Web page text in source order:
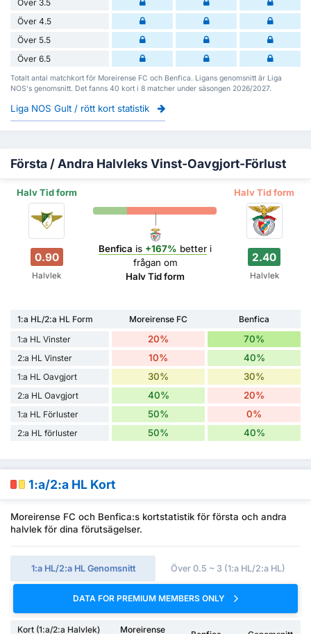
Över 3.5
Över 4.5
Över 5.5
Över 6.5
Totalt antal matchkort för Moreirense FC och Benfica. Ligans genomsnitt är Liga
NOS's genomsnitt. Det fanns 40 kort i 8 matcher under säsongen 2026/2027.
Liga NOS Gult / rött kort statistik
Första / Andra Halvleks Vinst-Oavgjort-Förlust
Halv Tid form Halv Tid form
0.90
Halvlek
Benfica is +167% better i
frågan om
Halv Tid form
2.40
Halvlek
1:a HL/2:a HL Form Moreirense FC
Benfica
1:a HL Vinster
20% 70%
2:a HL Vinster 10% 40%
1:a HL Oavgjort 30% 30%
2:a HL Oavgjort 40% 20%
1:a HL Förluster 50% 0%
2:a HL förluster 50% 40%
1:a/2:a HL Kort
Moreirense FC och Benfica:s kortstatistik för första och andra
halvlek för dina förutsägelser.
1:a HL/2:a HL Genomsnitt Över 0.5 ~ 3 (1:a HL/2:a HL)
DATA FOR PREMIUM MEMBERS ONLY
Kort (1:a/2:a Halvlek)
Moreirense